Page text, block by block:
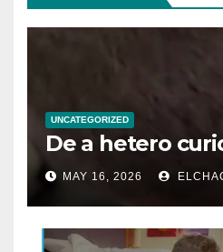
UNCATEGORIZED
De a hetero
MAY 16, 2026